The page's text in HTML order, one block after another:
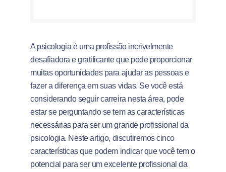
A psicologia é uma profissão incrivelmente
desafiadora e gratificante que pode proporcionar
muitas oportunidades para ajudar as pessoas e
fazer a diferença em suas vidas. Se você está
considerando seguir carreira nesta área, pode
estar se perguntando se tem as características
necessárias para ser um grande profissional da
psicologia. Neste artigo, discutiremos cinco
características que podem indicar que você tem o
potencial para ser um excelente profissional da